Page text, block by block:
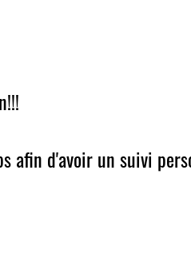
afin d'avoir un suivi